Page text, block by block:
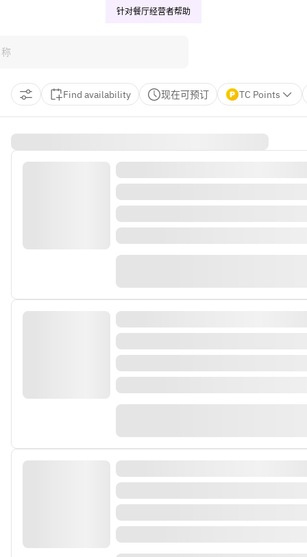
针对餐厅经营者帮助
Find availability 现在可预订 TC Points